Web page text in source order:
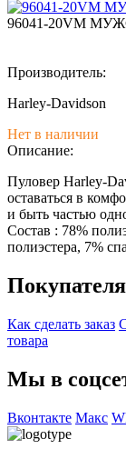
96041-20VM
Производитель:
Harley-Davidson
Нет в наличии
Описание:
Пуловер Harley-
оставаться в
и быть частью
Состав : 78%
полиэстера, 7%
Как сделать заказ
товара
Мы в
Вконтакте Макс